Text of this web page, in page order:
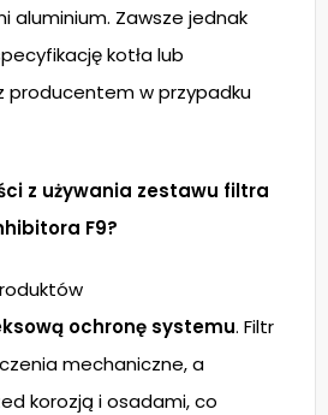
aluminium. Zawsze jednak
kotła lub
producentem w przypadku
z używania zestawu filtra
F9?
ochronę systemu. Filtr
mechaniczne, a
korozją i osadami, co